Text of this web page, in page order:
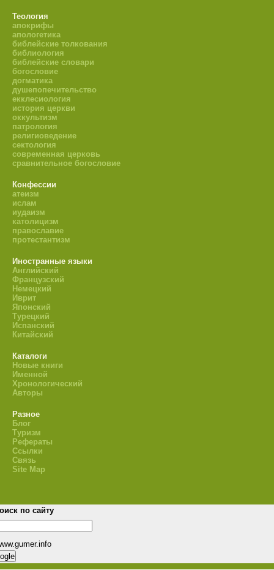
Теология
апокрифы
апологетика
библейские толкования
библиология
библейские словари
богословие
догматика
душепопечительство
екклесиология
история церкви
оккультизм
патрология
религиоведение
сектология
современная церковь
сравнительное богословие
Конфессии
атеизм
ислам
иудаизм
католицизм
православие
протестантизм
Иностранные языки
Английский
Французский
Немецкий
Иврит
Японский
Турецкий
Испанский
Китайский
Каталоги
Новые книги
Именной
Хронологический
Авторы
Разное
Блог
Туризм
Рефераты
Ссылки
Связь
Site Map
по сайту